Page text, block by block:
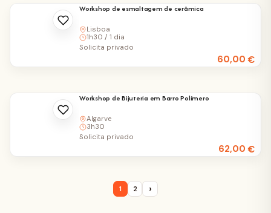
Workshop de esmaltagem de cerâmica
Lisboa
1h30 / 1 dia
60,00€
Solicita privado
Workshop de Bijuteria em Barro Polímero
Algarve
3h30
62,00€
Solicita privado
1 2 ›